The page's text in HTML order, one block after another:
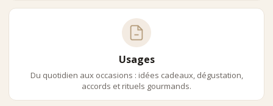
Usages
Du quotidien aux occasions : idées cadeaux, dégustation,
accords et rituels gourmands.